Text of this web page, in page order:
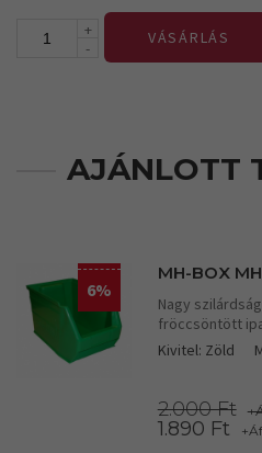
+
-
VÁSÁRLÁS
AJÁNLOTT
6%
MH-BOX
Nagy
fröccsöntött
Kivitel: Zöld
2.000 Ft
1.890 Ft